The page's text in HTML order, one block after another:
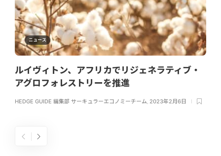
ニュース
ルイヴィトン、アフリカでリジェネラティブ・
アグロフォレストリーを推進
HEDGE GUIDE 編集部 サーキュラーエコノミーチーム 2023年2月6日